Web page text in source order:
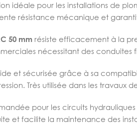
idéale pour les installations de
résistance mécanique et
50 mm résiste efficacement à la
nécessitant des conduites
et sécurisée grâce à sa
Très utilisée dans les
pour les circuits
et facilite la maintenance des